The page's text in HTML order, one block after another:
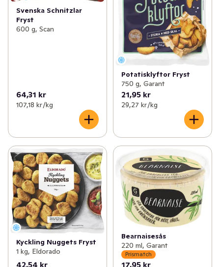
Svenska Schnitzlar
Fryst
600 g, Scan
64,31 kr
107,18 kr /kg
Potatisklyftor Fryst
750 g, Garant
21,95 kr
29,27 kr /kg
Kyckling Nuggets Fryst
1 kg, Eldorado
42,54 kr
Bearnaisesås
220 ml, Garant
Prismatch
17,95 kr